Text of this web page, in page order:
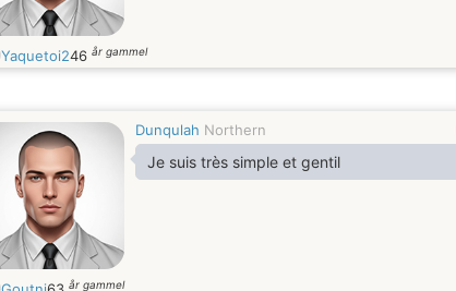
Yaquetoi246 år gammel
Dunqulah Northern
Je suis très simple et gentil
år gammel